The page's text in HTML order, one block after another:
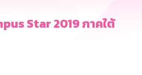
Star 2019 ภาคใต้